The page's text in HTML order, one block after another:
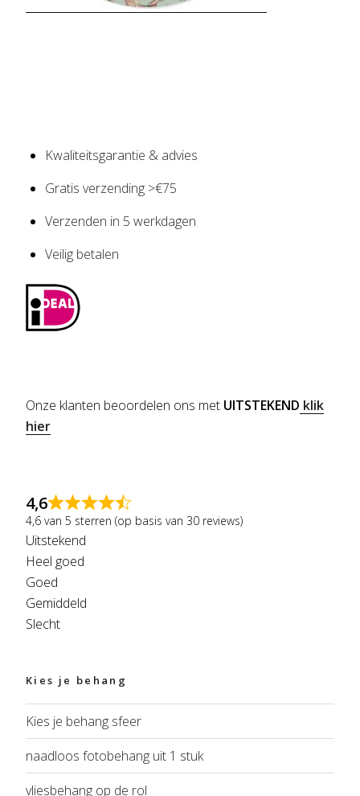
Kwaliteitsgarantie & advies
Gratis verzending >€75
Verzenden in 5 werkdagen
Veilig betalen
Onze klanten beoordelen ons met UITSTEKEND klik
hier
4,6
4,6 van 5 sterren (op basis van 30 reviews)
Uitstekend
Heel goed
Goed
Gemiddeld
Slecht
Kies je behang
Kies je behang sfeer
naadloos fotobehang uit 1 stuk
vliesbehang op de rol